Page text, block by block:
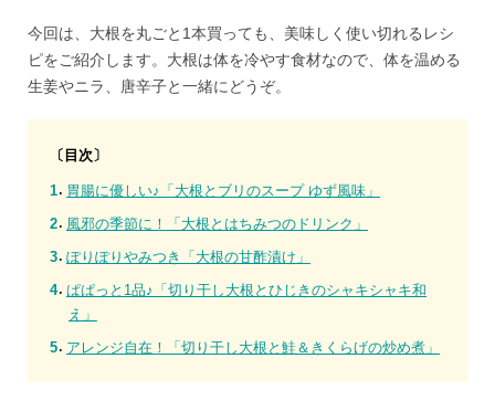
今回は、大根を丸ごと1本買っても、美味しく使い切れるレシ
ピをご紹介します。大根は体を冷やす食材なので、体を温める
生姜やニラ、唐辛子と一緒にどうぞ。
〔目次〕
胃腸に優しい♪「大根とブリのスープ ゆず風味」
風邪の季節に！「大根とはちみつのドリンク」
ぽりぽりやみつき「大根の甘酢漬け」
ぱぱっと1品♪「切り干し大根とひじきのシャキシャキ和
え」
アレンジ自在！「切り干し大根と鮭＆きくらげの炒め煮」